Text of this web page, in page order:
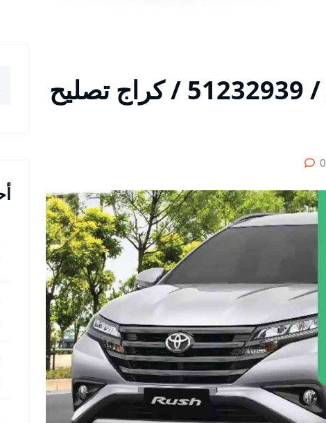
متخصص سيارات راش / 51232939‬ / كراج تصليح
0